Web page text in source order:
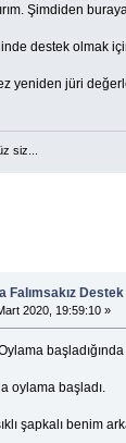
Şimdiden
destek olmak
yeniden jüri
siz...
Falımsakız Destek
2020, 19:59:10 »
oylama başladı.
şapkalı benim